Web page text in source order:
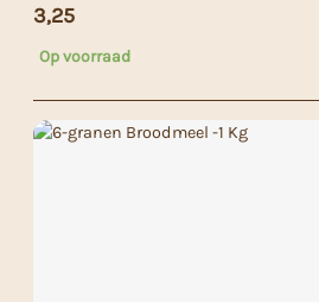
3,25
Op voorraad